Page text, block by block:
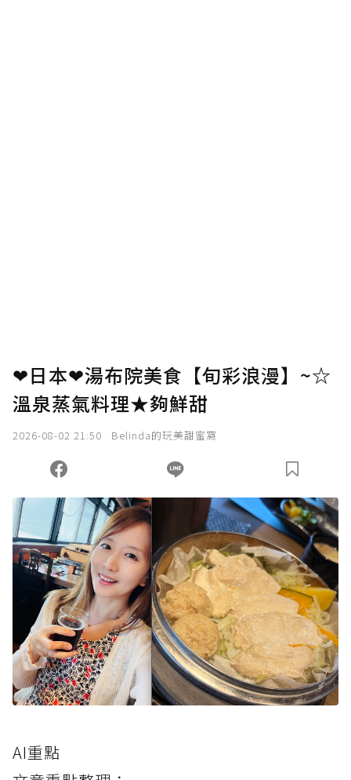
❤日本❤湯布院美食【旬彩浪漫】~☆
溫泉蒸氣料理★夠鮮甜
2026-08-02 21:50 Belinda的玩美甜蜜窩
AI重點